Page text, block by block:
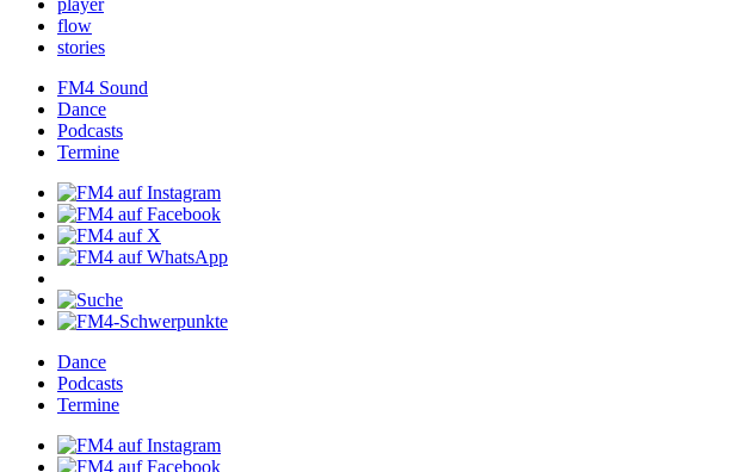
flow
stories
FM4Sound
Dance
Podcasts
Termine
Dance
Podcasts
Termine